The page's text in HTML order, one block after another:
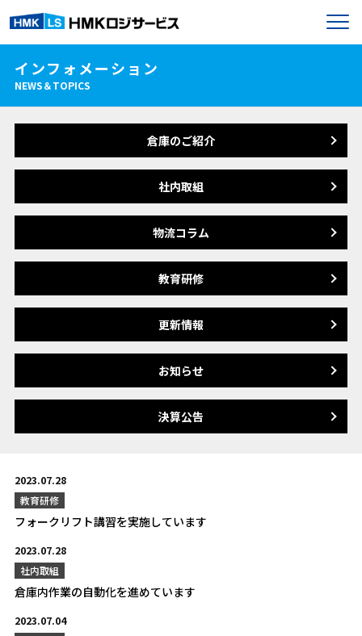
インフォメーション
NEWS＆TOPICS
倉庫のご紹介
社内取組
物流コラム
教育研修
更新情報
お知らせ
決算公告
2023.07.28
教育研修
フォークリフト講習を実施しています
2023.07.28
社内取組
倉庫内作業の自動化を進めています
2023.07.04